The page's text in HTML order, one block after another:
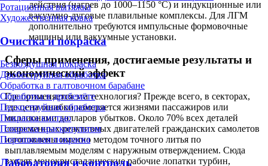
Ротационная вытяжка
Художественная ковка
Очистка и покраска
Безвоздушная покраска
Дробеструйная обработка
Обработка в галтовочном барабане
Обработка в дробемёте
Пескоструйная обработка
Покраска кистью
Покраска краскопультом
Порошковая покраска
Лаборатория и контроль
действия (нагрев до 1000–1150 °C) и индукционные или
вакуумно-дуговые плавильные комплексы. Для ЛГМ
дополнительно требуются импульсные формовочные
машины или вакуумные установки.
Сферы применения, достигаемые результаты и
экономический эффект
Где применяется эта технология? Прежде всего, в секторах,
где цена ошибки измеряется жизнями пассажиров или
миллионами долларов убытков. Около 70% всех деталей
современных реактивных двигателей гражданских самолетов
изготовлены именно методом точного литья по
выплавляемым моделям с наружным отверждением. Сюда
входят монокристаллические рабочие лопатки турбин,